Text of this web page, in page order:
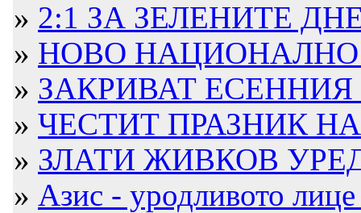
» 2:1 ЗА ЗЕЛЕНИТЕ
» НОВО НАЦИОНАЛНО
» ЗАКРИВАТ
» ЧЕСТИТ ПРАЗНИК
» ЗЛАТИ ЖИВКОВ
» Азис - уродливото